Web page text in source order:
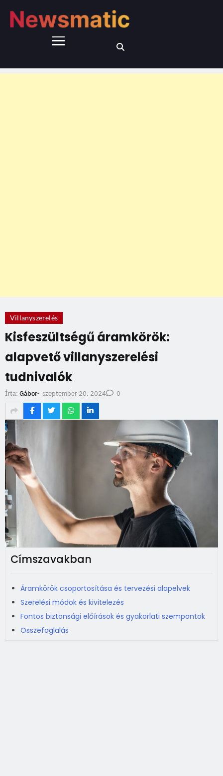
Villanyszerelés
Kisfeszültségű áramkörök:
alapvető villanyszerelési
tudnivalók
Írta: Gábor- szeptember 20, 2024 0
Címszavakban
Áramkörök csoportosítása és tervezési alapelvek
Szerelési módok és kivitelezés
Fontos biztonsági előírások és gyakorlati szempontok
Összefoglalás